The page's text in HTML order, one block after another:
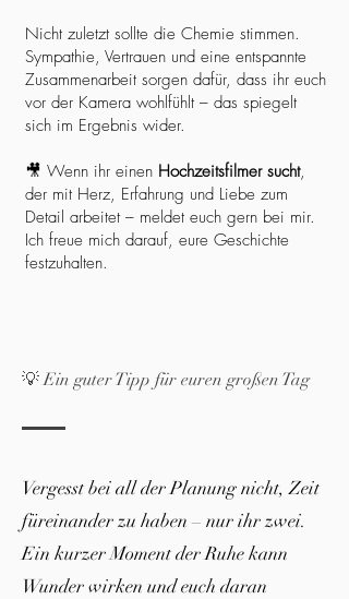
Nicht zuletzt sollte die Chemie stimmen.
Sympathie, Vertrauen und eine entspannte
Zusammenarbeit sorgen dafür, dass ihr euch
vor der Kamera wohlfühlt – das spiegelt
sich im Ergebnis wider.
🎥 Wenn ihr einen Hochzeitsfilmer sucht,
der mit Herz, Erfahrung und Liebe zum
Detail arbeitet – meldet euch gern bei mir.
Ich freue mich darauf, eure Geschichte
festzuhalten.
💡 Ein guter Tipp für euren großen Tag
Vergesst bei all der Planung nicht, Zeit
füreinander zu haben – nur ihr zwei.
Ein kurzer Moment der Ruhe kann
Wunder wirken und euch daran